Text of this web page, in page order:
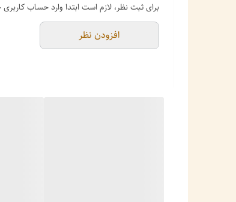
برای ثبت نظر، لازم است ابتدا وارد حساب
افزودن نظر